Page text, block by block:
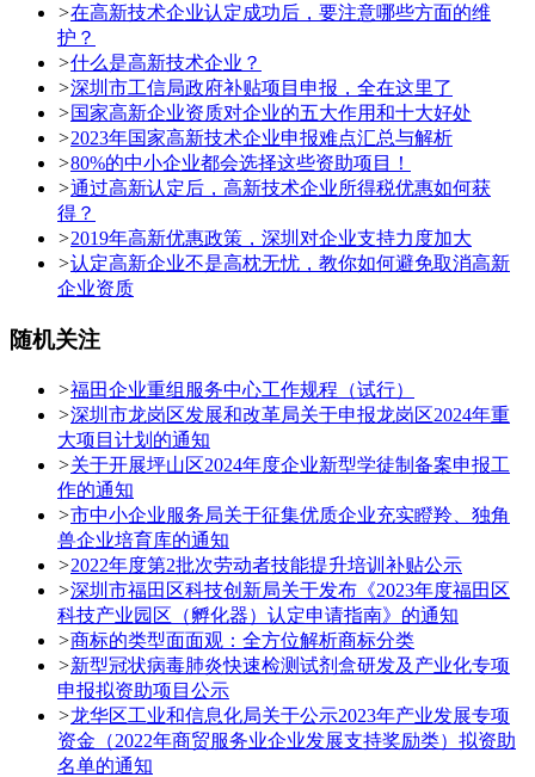
>在高新技术企业认定成功后，要注意哪些方面的维
护？
>什么是高新技术企业？
>深圳市工信局政府补贴项目申报，全在这里了
>国家高新企业资质对企业的五大作用和十大好处
>2023年国家高新技术企业申报难点汇总与解析
>80%的中小企业都会选择这些资助项目！
>通过高新认定后，高新技术企业所得税优惠如何获
得？
>2019年高新优惠政策，深圳对企业支持力度加大
>认定高新企业不是高枕无忧，教你如何避免取消高新
企业资质
随机关注
>福田企业重组服务中心工作规程（试行）
>深圳市龙岗区发展和改革局关于申报龙岗区2024年重
大项目计划的通知
>关于开展坪山区2024年度企业新型学徒制备案申报工
作的通知
>市中小企业服务局关于征集优质企业充实瞪羚、独角
兽企业培育库的通知
>2022年度第2批次劳动者技能提升培训补贴公示
>深圳市福田区科技创新局关于发布《2023年度福田区
科技产业园区（孵化器）认定申请指南》的通知
>商标的类型面面观：全方位解析商标分类
>新型冠状病毒肺炎快速检测试剂盒研发及产业化专项
申报拟资助项目公示
>龙华区工业和信息化局关于公示2023年产业发展专项
资金（2022年商贸服务业企业发展支持奖励类）拟资助
名单的通知